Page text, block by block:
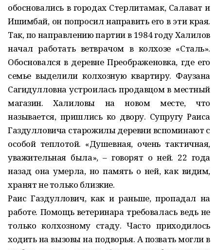
обосновались в городах Стерлитамак, Салават и
Ишимбай, он попросил направить его в эти края.
Так, по направлению партии в 1984 году Халилов
начал работать ветврачом в колхозе «Сталь».
Обосновался в деревне Преображеновка, где его
семье выделили колхозную квартиру. Фаузана
Сагидулловна устроилась продавцом в местный
магазин. Халиловы на новом месте, что
называется, пришлись ко двору. Супругу Раиса
Газдулловича старожилы деревни вспоминают с
особой теплотой. «Душевная, очень тактичная,
уважительная была», – говорят о ней. 22 года
назад она умерла, но память о ней, как видим,
хранят не только близкие.
Раис Газдуллович, как и раньше, пропадал на
работе. Помощь ветеринара требовалась ведь не
только колхозному стаду. Часто приходилось
ходить на вызовы на подворья. А позвать могли в